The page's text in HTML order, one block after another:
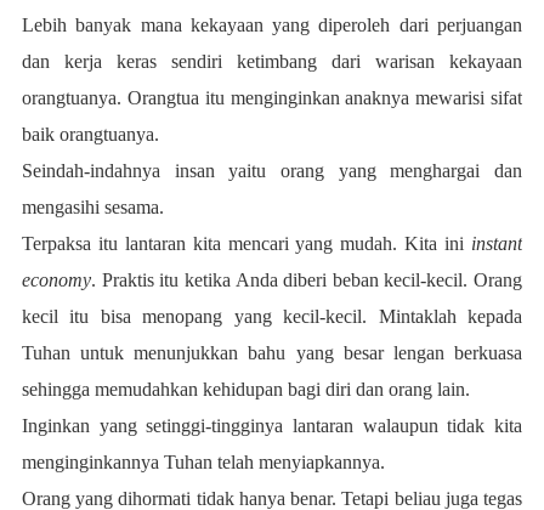
Lebih banyak mana kekayaan yang diperoleh dari perjuangan
dan kerja keras sendiri ketimbang dari warisan kekayaan
orangtuanya. Orangtua itu menginginkan anaknya mewarisi sifat
baik orangtuanya.
Seindah-indahnya insan yaitu orang yang menghargai dan
mengasihi sesama.
Terpaksa itu lantaran kita mencari yang mudah. Kita ini instant
economy. Praktis itu ketika Anda diberi beban kecil-kecil. Orang
kecil itu bisa menopang yang kecil-kecil. Mintaklah kepada
Tuhan untuk menunjukkan bahu yang besar lengan berkuasa
sehingga memudahkan kehidupan bagi diri dan orang lain.
Inginkan yang setinggi-tingginya lantaran walaupun tidak kita
menginginkannya Tuhan telah menyiapkannya.
Orang yang dihormati tidak hanya benar. Tetapi beliau juga tegas